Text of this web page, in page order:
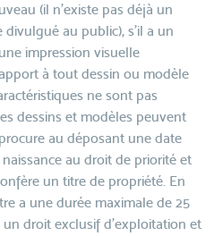
(il n'existe pas déjà un
au public), s'il a un
impression visuelle
à tout dessin ou modèle
ne sont pas
dessins et modèles peuvent
au déposant une date
au droit de priorité et
un titre de propriété. En
a une durée maximale de 25
droit exclusif d'exploitation et